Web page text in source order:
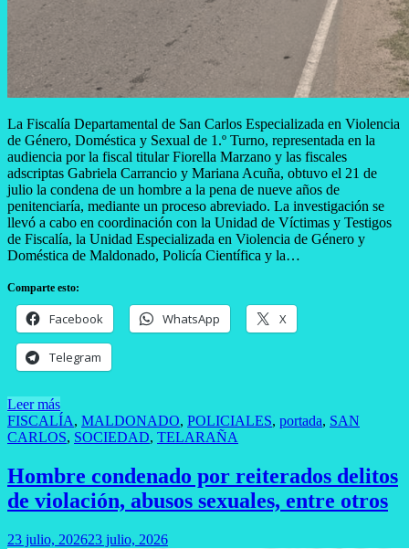
La Fiscalía Departamental de San Carlos Especializada en Violencia
de Género, Doméstica y Sexual de 1.º Turno, representada en la
audiencia por la fiscal titular Fiorella Marzano y las fiscales
adscriptas Gabriela Carrancio y Mariana Acuña, obtuvo el 21 de
julio la condena de un hombre a la pena de nueve años de
penitenciaría, mediante un proceso abreviado. La investigación se
llevó a cabo en coordinación con la Unidad de Víctimas y Testigos
de Fiscalía, la Unidad Especializada en Violencia de Género y
Doméstica de Maldonado, Policía Científica y la…
Comparte esto:
Facebook WhatsApp X
Telegram
Leer más
FISCALÍA, MALDONADO, POLICIALES, portada, SAN
CARLOS, SOCIEDAD, TELARAÑA
Hombre condenado por reiterados delitos
de violación, abusos sexuales, entre otros
23 julio, 202623 julio, 2026